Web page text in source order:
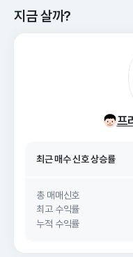
지금 살까?
프
26. 08/07
최근 매수 신호 상승률
최근 매수 신호
총 매매신호
최고 수익률
누적 수익률